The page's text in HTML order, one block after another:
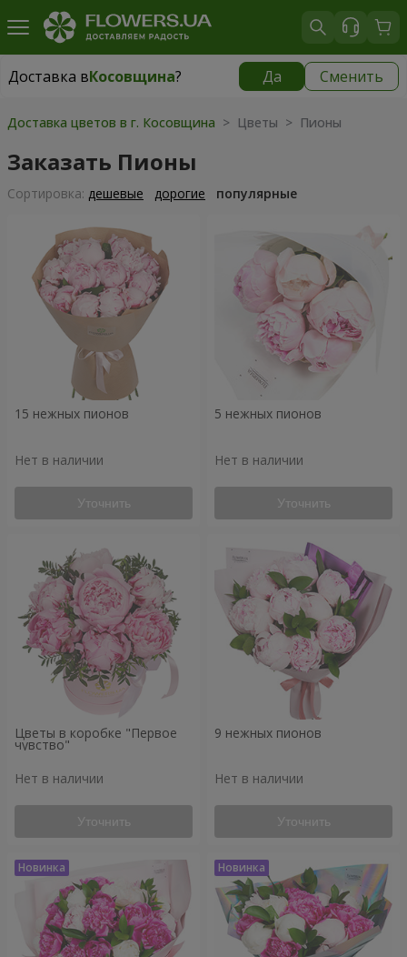
Доставка вКосовщина? Да Сменить
Доставка вКосовщина|
Доставка цветов в г. Косовщина > Цветы > Пионы
Заказать Пионы
Cортировка: дешевые дорогие популярные
15 нежных пионов
Нет в наличии
Уточнить
5 нежных пионов
Нет в наличии
Уточнить
Цветы в коробке "Первое
чувство"
Нет в наличии
Уточнить
9 нежных пионов
Нет в наличии
Уточнить